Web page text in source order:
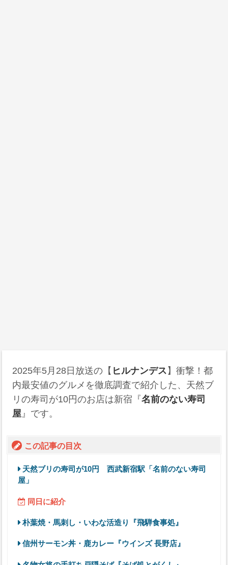
2025年5月28日 放送の【 ヒルナンデス 】衝撃！都
内最安値のグルメを徹底調査で紹介した、天然ブ
リの寿司が10円のお店は新宿『名前のない寿司
屋』です。
この記事の目次
天然ブリの寿司が10円 西武新宿駅「名前のない寿司
屋」
同日に紹介
朴葉焼・馬刺し・いわな活造り『飛騨食事処』
信州サーモン丼・鹿カレー『ウインズ 長野店』